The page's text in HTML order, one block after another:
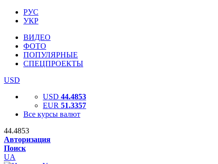
РУС
УКР
ВИДЕО
ФОТО
ПОПУЛЯРНЫЕ
СПЕЦПРОЕКТЫ
USD
USD 44.4853
EUR 51.3357
Все курсы валют
44.4853
Авторизация
Поиск
UA